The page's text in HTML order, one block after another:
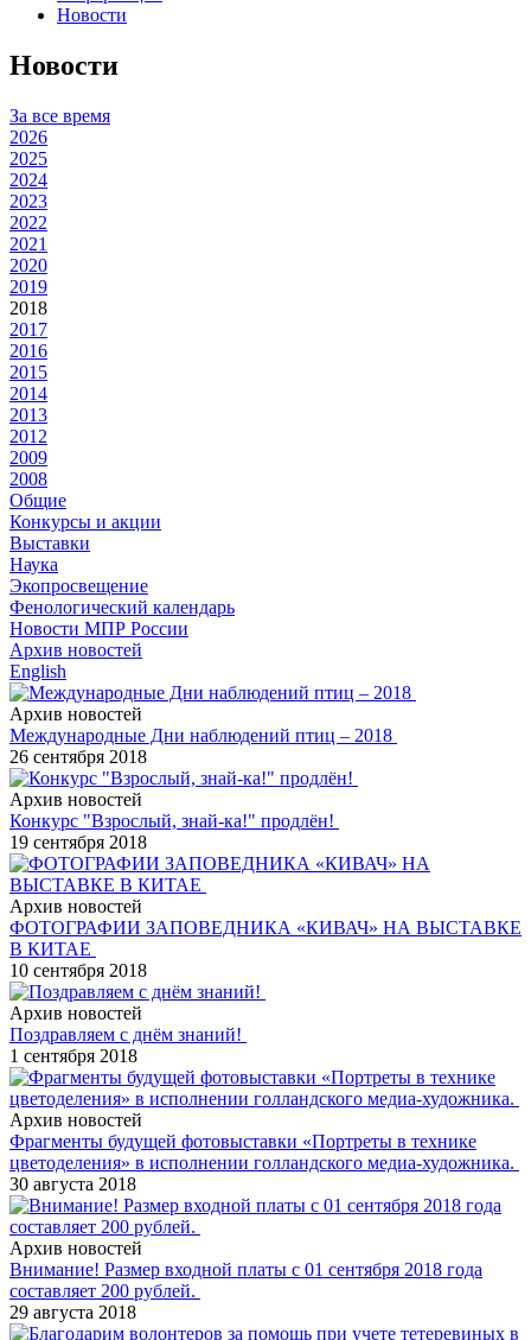
Новости
Новости
За все время
2026
2025
2024
2023
2022
2021
2020
2019
2018
2017
2016
2015
2014
2013
2012
2009
2008
Общие
Конкурсы и акции
Выставки
Наука
Экопросвещение
Фенологический календарь
Новости МПР России
Архив новостей
English
Архив новостей
Международные Дни наблюдений птиц – 2018
26 сентября 2018
Архив новостей
Конкурс "Взрослый, знай-ка!" продлён!
19 сентября 2018
Архив новостей
ФОТОГРАФИИ ЗАПОВЕДНИКА «КИВАЧ» НА ВЫСТАВКЕ
В КИТАЕ
10 сентября 2018
Архив новостей
Поздравляем с днём знаний!
1 сентября 2018
Архив новостей
Фрагменты будущей фотовыставки «Портреты в технике
цветоделения» в исполнении голландского медиа-художника.
30 августа 2018
Архив новостей
Внимание! Размер входной платы с 01 сентября 2018 года
составляет 200 рублей.
29 августа 2018